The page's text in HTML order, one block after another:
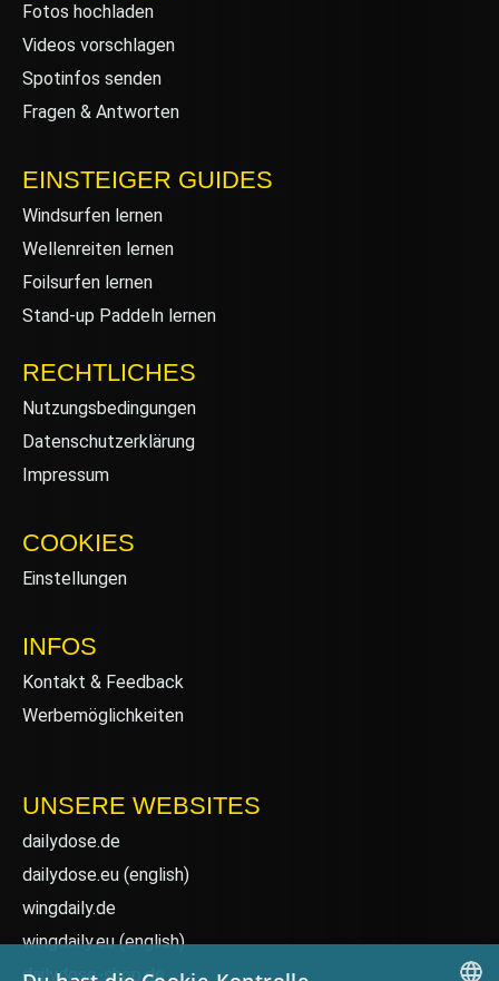
Fotos hochladen
Videos vorschlagen
Spotinfos senden
Fragen & Antworten
EINSTEIGER GUIDES
Windsurfen lernen
Wellenreiten lernen
Foilsurfen lernen
Stand-up Paddeln lernen
RECHTLICHES
Nutzungsbedingungen
Datenschutzerklärung
Impressum
COOKIES
Einstellungen
INFOS
Kontakt & Feedback
Werbemöglichkeiten
UNSERE WEBSITES
dailydose.de
dailydose.eu (english)
wingdaily.de
wingdaily.eu(english)
dailydose-shop.de